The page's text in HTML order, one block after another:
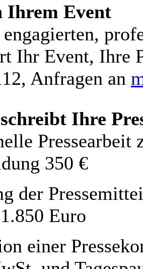
Ihrem Event
Ihr Event, Ihre
Anfragen an
Ihre
Pressearbeit
350 €
der
Euro
einer